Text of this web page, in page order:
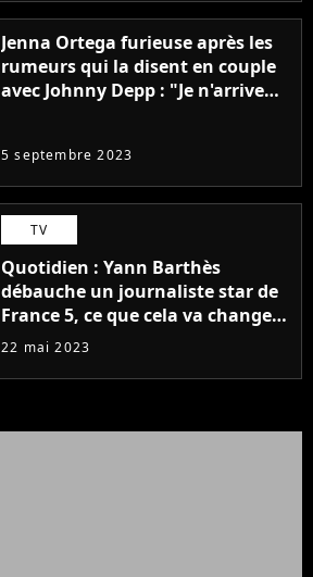
Jenna Ortega furieuse après les
rumeurs qui la disent en couple
avec Johnny Depp : "Je n'arrive
5 septembre 2023
TV
Quotidien : Yann Barthès
débauche un journaliste star de
France 5, ce que cela va changer
à la rentrée
22 mai 2023